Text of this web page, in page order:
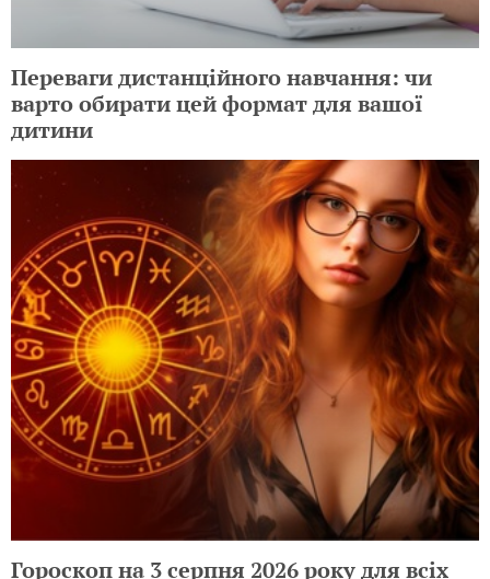
Переваги дистанційного навчання: чи
варто обирати цей формат для вашої
дитини
Гороскоп на 3 серпня 2026 року для всіх